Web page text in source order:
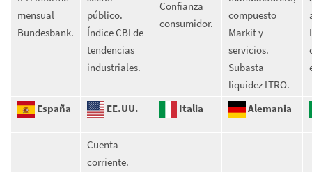
mensual
Bundesbank.
público.
Índice CBI de
tendencias
industriales.
Confianza
consumidor.
compuesto
Markit y
servicios.
Subasta
liquidez LTRO.
España EE.UU. Italia Alemania
Cuenta
corriente.